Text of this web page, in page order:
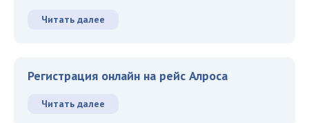
Читать далее
Регистрация онлайн на рейс Алроса
Читать далее